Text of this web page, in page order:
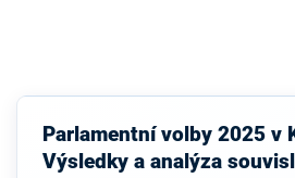
Parlamentní volby 2025 v
Výsledky a analýza